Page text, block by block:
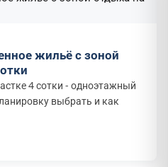
жильё с зоной
4 сотки - одноэтажный
выбрать и как